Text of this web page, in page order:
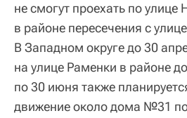
не смогут проехать по
в районе пересечения с
В Западном округе до 30
на улице Раменки в районе
по 30 июня также
движение около дома №31